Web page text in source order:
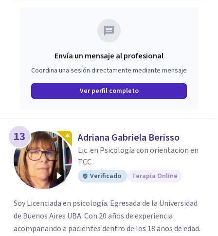
Envía un mensaje al profesional
Coordina una sesión directamente mediante mensaje
Ver perfil completo
13 Adriana Gabriela Berisso
Lic. en Psicología con orientacion en
TCC
Verificado Terapia Online
Soy Licenciada en psicología. Egresada de la Universidad
de Buenos Aires UBA. Con 20 años de experiencia
acompañando a pacientes dentro de los 18 años de edad.